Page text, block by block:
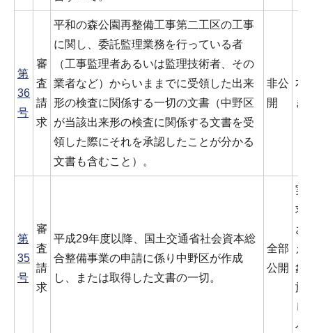
第
36
号
審
査
請
求
平和の森公園再整備工事第二工区の工事
に関し、委託監理業務を行っている者
（工事監理者あるいは監理技術者、その
業者など）からいままでに受領した出来
形の検査に関係する一切の文書（中野区
が当該出来形の検査に関係する文書を受
領した際にそれを承認したことが分かる
文書も含むこと）。
非公
開
本
き
第
35
号
審
査
請
求
平成29年度以降、国土交通省社会資本総
合整備事業の申請に係り中野区が作成
し、または取得した文書の一切。
全部
公開
実
求
お
え
象
施
し
べ